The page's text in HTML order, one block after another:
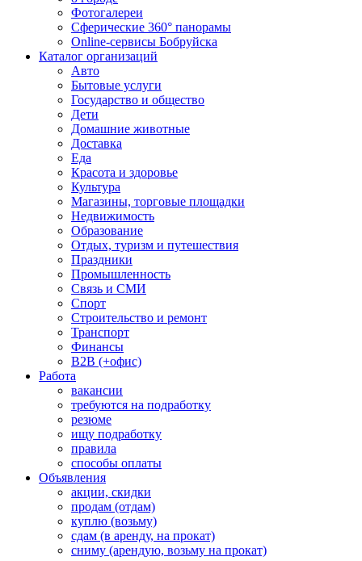
Фотогалереи
Сферические 360° панорамы
Online-сервисы Бобруйска
Каталог организаций
Авто
Бытовые услуги
Государство и общество
Дети
Домашние животные
Доставка
Еда
Красота и здоровье
Культура
Магазины, торговые площадки
Недвижимость
Образование
Отдых, туризм и путешествия
Праздники
Промышленность
Связь и СМИ
Спорт
Строительство и ремонт
Транспорт
Финансы
B2B (+офис)
Работа
вакансии
требуются на подработку
резюме
ищу подработку
правила
способы оплаты
Объявления
акции, скидки
продам (отдам)
куплю (возьму)
сдам (в аренду, на прокат)
сниму (арендую, возьму на прокат)